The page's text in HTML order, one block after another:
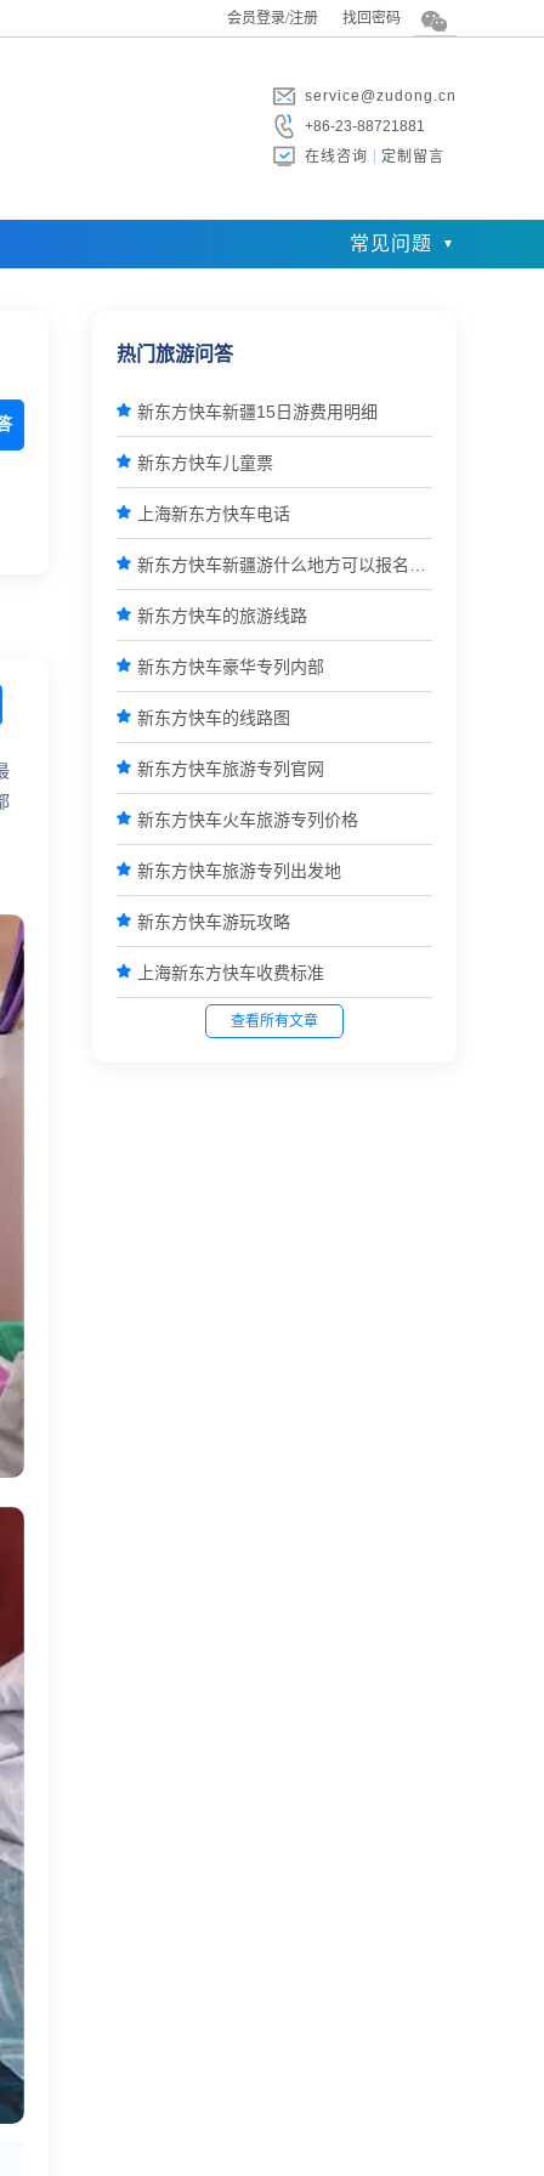
会员登录/注册 找回密码
service@zudong.cn
+86-23-88721881
在线咨询
定制留言
常见问题
热门旅游问答
 新东方快车新疆15日游费用明细
 新东方快车儿童票
 上海新东方快车电话
 新东方快车新疆游什么地方可以报名参团
 新东方快车的旅游线路
 新东方快车豪华专列内部
 新东方快车的线路图
 新东方快车旅游专列官网
 新东方快车火车旅游专列价格
 新东方快车旅游专列出发地
 新东方快车游玩攻略
 上海新东方快车收费标准
查看所有文章